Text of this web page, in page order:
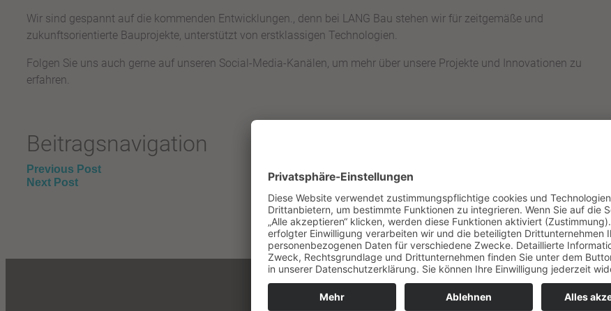
Wir sind gespannt auf die kommenden Entwicklungen., denn bei LANG Bau stehen wir für zeitgemäße und
zukunftsorientierte Bauprojekte, unterstützt von erstklassigen Technologien.
Folgen Sie uns auch gerne auf unseren Social-Media-Kanälen, um mehr über unsere Projekte und Innovationen zu
erfahren.
Beitragsnavigation
Previous Post
Next Post